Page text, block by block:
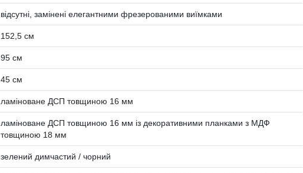
відсутні, замінені елегантними фрезерованими виїмками
152,5 см
95 см
45 см
ламіноване ДСП товщиною 16 мм
ламіноване ДСП товщиною 16 мм із декоративними планками з МДФ
товщиною 18 мм
зелений димчастий / чорний